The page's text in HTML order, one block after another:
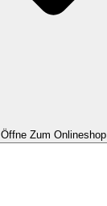
Öffne Zum Onlineshop